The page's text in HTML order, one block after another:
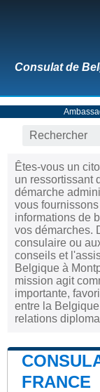
Consulat de
Êtes-vous un
un ressortissant
démarche
vous
informations de
vos démarches.
consulaire ou
conseils et
Belgique à
mission agit
importante,
entre la
relations
FRANCE